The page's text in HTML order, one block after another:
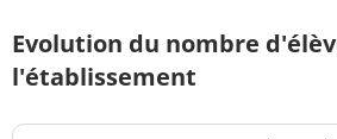
Evolution du nombre
l'établissement